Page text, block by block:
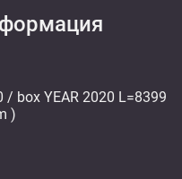
/ box YEAR 2020 L=8399
)